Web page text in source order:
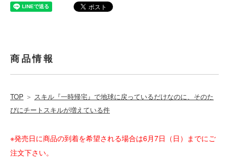
商品情報
TOP ＞ スキル『一時帰宅』で地球に戻っているだけなのに、そのた
びにチートスキルが増えている件
※発売日に商品の到着を希望される場合は6月7日（日）までにご
注文下さい。